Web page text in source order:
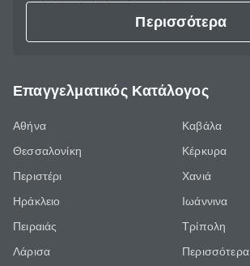
Περισσότερα
Επαγγελματικός Κατάλογος
Αθήνα
Θεσσαλονίκη
Περιστέρι
Ηράκλειο
Πειραιάς
Λάρισα
Καβάλα
Κέρκυρα
Χανιά
Ιωάννινα
Τρίπολη
Περισσότερα